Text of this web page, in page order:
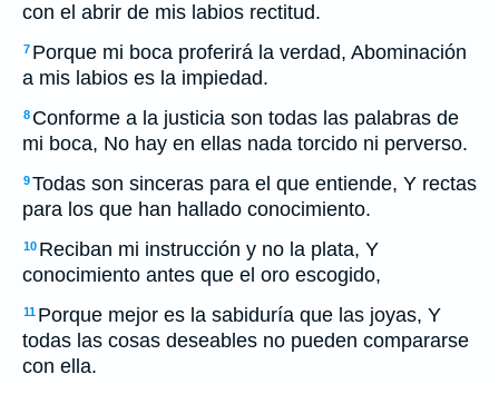
con el abrir de mis labios rectitud.
7 Porque mi boca proferirá la verdad, Abominación
a mis labios es la impiedad.
8 Conforme a la justicia son todas las palabras de
mi boca, No hay en ellas nada torcido ni perverso.
9Todas son sinceras para el que entiende, Y rectas
para los que han hallado conocimiento.
10 Reciban mi instrucción y no la plata, Y
conocimiento antes que el oro escogido,
11 Porque mejor es la sabiduría que las joyas, Y
todas las cosas deseables no pueden compararse
con ella.